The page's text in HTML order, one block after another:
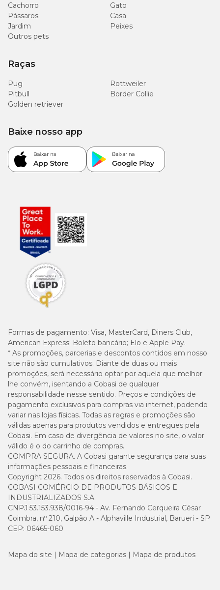
Cachorro
Gato
Pássaros
Casa
Jardim
Peixes
Outros pets
Raças
Pug
Rottweiler
Pitbull
Border Collie
Golden retriever
Formas de pagamento: Visa, MasterCard, Diners Club,
American Express; Boleto bancário; Elo e Apple Pay.
* As promoções, parcerias e descontos contidos em nosso
site não são cumulativos. Diante de duas ou mais
promoções, será necessário optar por aquela que melhor
lhe convém, isentando a Cobasi de qualquer
responsabilidade nesse sentido. Preços e condições de
pagamento exclusivos para compras via internet, podendo
variar nas lojas físicas. Todas as regras e promoções são
válidas apenas para produtos vendidos e entregues pela
Cobasi. Em caso de divergência de valores no site, o valor
válido é o do carrinho de compras.
COMPRA SEGURA. A Cobasi garante segurança para suas
informações pessoais e financeiras.
Copyright 2026. Todos os direitos reservados à Cobasi.
COBASI COMÉRCIO DE PRODUTOS BÁSICOS E
INDUSTRIALIZADOS S.A.
CNPJ 53.153.938/0016-94 - Av. Fernando Cerqueira César
Coimbra, nº 210, Galpão A - Alphaville Industrial, Barueri - SP
CEP: 06465-060
Baixe nosso app
Mapa do site Mapa de categorias Mapa de produtos